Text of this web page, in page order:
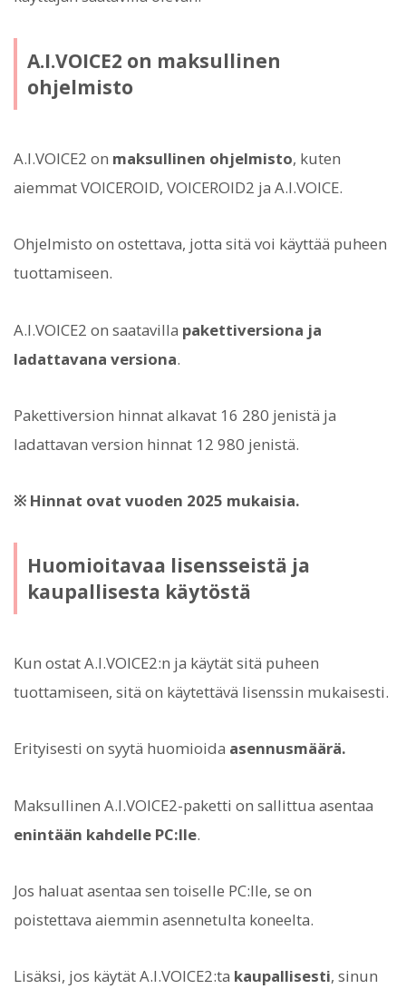
A.I.VOICE2 on maksullinen
ohjelmisto
A.I.VOICE2 on maksullinen ohjelmisto, kuten
aiemmat VOICEROID, VOICEROID2 ja A.I.VOICE.
Ohjelmisto on ostettava, jotta sitä voi käyttää puheen
tuottamiseen.
A.I.VOICE2 on saatavilla pakettiversiona ja
ladattavana versiona.
Pakettiversion hinnat alkavat 16 280 jenistä ja
ladattavan version hinnat 12 980 jenistä.
※ Hinnat ovat vuoden 2025 mukaisia.
Huomioitavaa lisensseistä ja
kaupallisesta käytöstä
Kun ostat A.I.VOICE2:n ja käytät sitä puheen
tuottamiseen, sitä on käytettävä lisenssin mukaisesti.
Erityisesti on syytä huomioida asennusmäärä.
Maksullinen A.I.VOICE2-paketti on sallittua asentaa
enintään kahdelle PC:lle.
Jos haluat asentaa sen toiselle PC:lle, se on
poistettava aiemmin asennetulta koneelta.
Lisäksi, jos käytät A.I.VOICE2:ta kaupallisesti, sinun